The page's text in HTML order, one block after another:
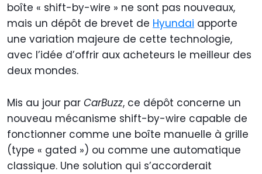
boîte « shift-by-wire » ne sont pas nouveaux,
mais un dépôt de brevet de Hyundai apporte
une variation majeure de cette technologie,
avec l’idée d’offrir aux acheteurs le meilleur des
deux mondes.
Mis au jour par CarBuzz, ce dépôt concerne un
nouveau mécanisme shift-by-wire capable de
fonctionner comme une boîte manuelle à grille
(type « gated ») ou comme une automatique
classique. Une solution qui s’accorderait